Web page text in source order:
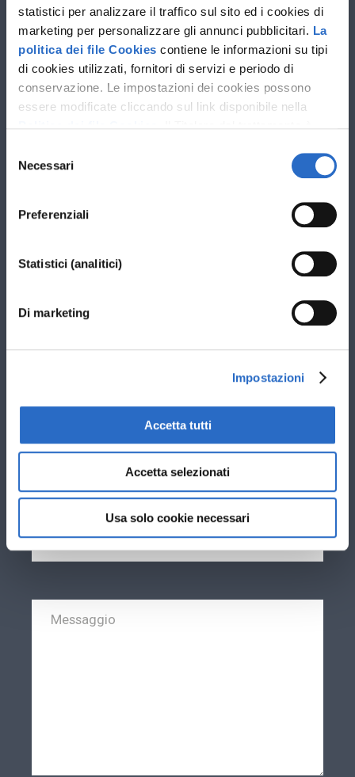
statistici per analizzare il traffico sul sito ed i cookies di
marketing per personalizzare gli annunci pubblicitari. La
politica dei file Cookies contiene le informazioni su tipi
di cookies utilizzati, fornitori di servizi e periodo di
conservazione. Le impostazioni dei cookies possono
essere modificate cliccando sul link disponibile nella
trattamento dei dati personali e sui diritti che ti spettano
delNecessari
Preferenziali
Statistici (analitici)
Di marketing
Impostazioni
Accetta tutti
Accetta selezionati
Usa solo cookie necessari
I campi contrassegnati con * sono obbligatori.
Stai cercando nuovi infissi per: *
Alluminio